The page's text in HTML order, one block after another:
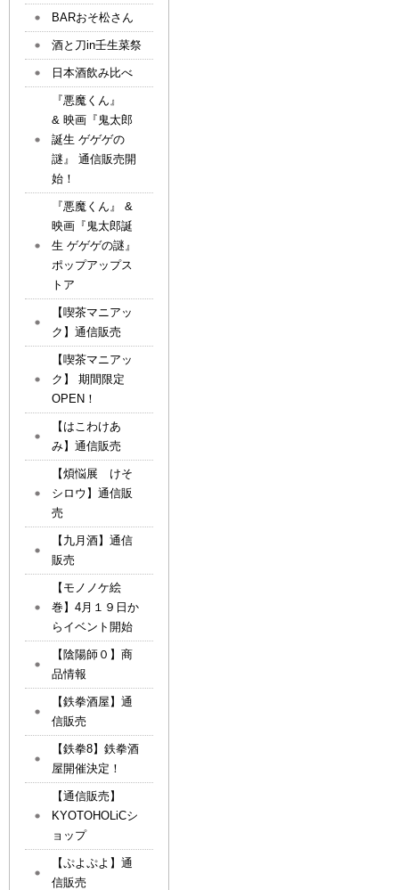
BARおそ松さん
酒と刀in壬生菜祭
日本酒飲み比べ
『悪魔くん』
& 映画『鬼太郎
誕生 ゲゲゲの
謎』 通信販売開
始！
『悪魔くん』 &
映画『鬼太郎誕
生 ゲゲゲの謎』
ポップアップス
トア
【喫茶マニアッ
ク】通信販売
【喫茶マニアッ
ク】 期間限定
OPEN！
【はこわけあ
み】通信販売
【煩悩展 けそ
シロウ】通信販
売
【九月酒】通信
販売
【モノノケ絵
巻】4月１９日か
らイベント開始
【陰陽師０】商
品情報
【鉄拳酒屋】通
信販売
【鉄拳8】鉄拳酒
屋開催決定！
【通信販売】
KYOTOHOLiCシ
ョップ
【ぷよぷよ】通
信販売